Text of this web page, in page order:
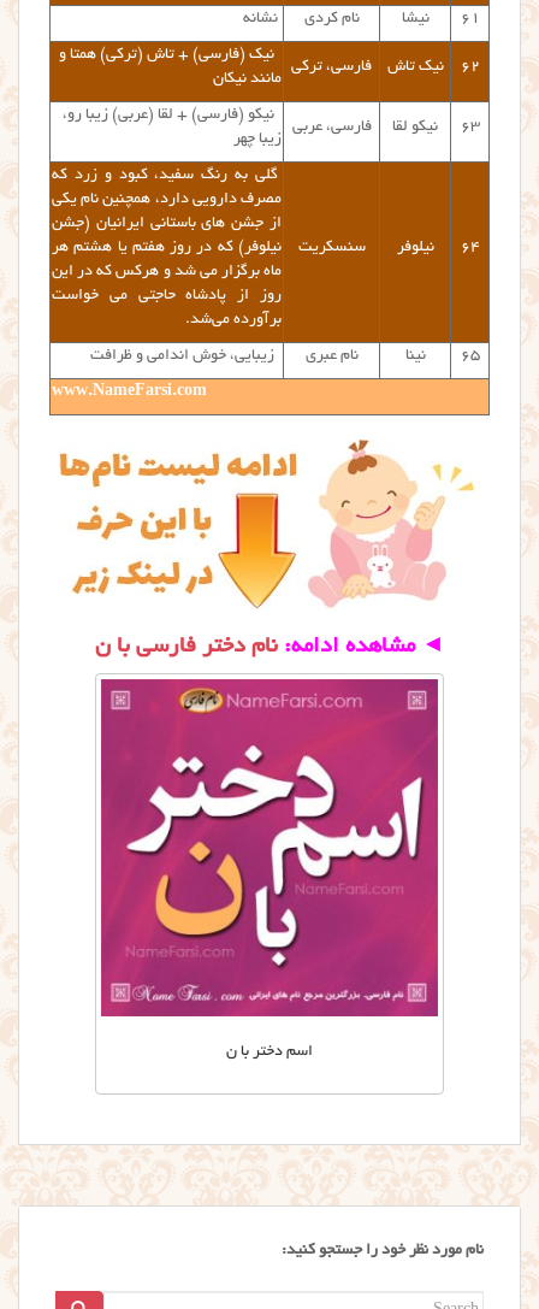
۶۱ نیشا نام کردی نشانه
۶۲ نیک تاش فارسی، ترکی
نیک (فارسی) + تاش (ترکی) همتا و
مانند نیکان
۶۳ نیکو لقا فارسی، عربی
نیکو (فارسی) + لقا (عربی) زیبا رو،
زیبا چهر
۶۴ نیلوفر سنسکریت
گلی به رنگ سفید، کبود و زرد که
مصرف دارویی دارد، همچنین نام یکی
از جشن های باستانی ایرانیان (جشن
نیلوفر) که در روز هفتم یا هشتم هر
ماه برگزار می شد و هرکس که در این
روز از پادشاه حاجتی می خواست
برآورده می‌شد.
۶۵ نینا نام عبری زیبایی، خوش اندامی و ظرافت
www.NameFarsi.com
◄ مشاهده ادامه: نام دختر فارسی با ن
اسم دختر با ن
نام مورد نظر خود را جستجو کنید:
Search